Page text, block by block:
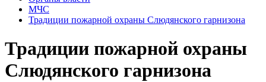
МЧС
Традиции пожарной охраны Слюдянского гарнизона
Традиции пожарной охраны
Слюдянского гарнизона